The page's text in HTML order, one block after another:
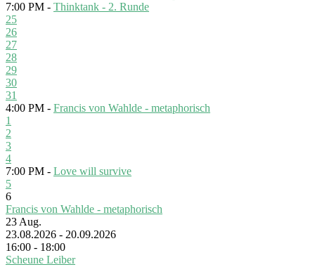
7:00 PM - Thinktank - 2. Runde
25
26
27
28
29
30
31
4:00 PM - Francis von Wahlde - metaphorisch
1
2
3
4
7:00 PM - Love will survive
5
6
Francis von Wahlde - metaphorisch
23Aug.
23.08.2026 - 20.09.2026
16:00 - 18:00
Scheune Leiber